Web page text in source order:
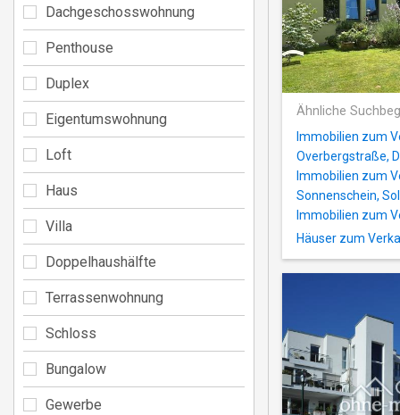
Ähnliche
Immobilien zum
Overbergstraße,
Immobilien zum
Sonnenschein,
Immobilien zum
Häuser zum
Dachgeschosswohnung
Penthouse
Duplex
Eigentumswohnung
Loft
Haus
Villa
Doppelhaushälfte
Terrassenwohnung
Schloss
Bungalow
Gewerbe